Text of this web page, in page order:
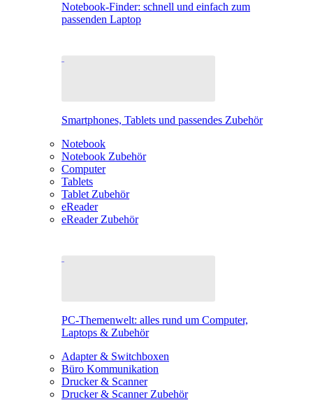
Notebook-Finder: schnell und einfach zum
passenden Laptop
Smartphones, Tablets und passendes Zubehör
Notebook
Notebook Zubehör
Computer
Tablets
Tablet Zubehör
eReader
eReader Zubehör
PC-Themenwelt: alles rund um Computer,
Laptops & Zubehör
Adapter & Switchboxen
Büro Kommunikation
Drucker & Scanner
Drucker & Scanner Zubehör